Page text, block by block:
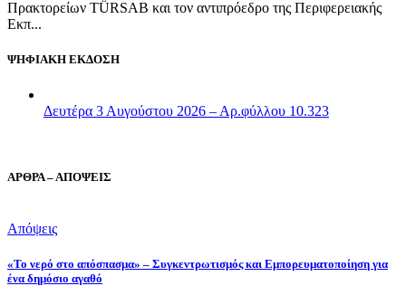
Πρακτορείων TÜRSAB και τον αντιπρόεδρο της Περιφερειακής
Εκπ...
ΨΗΦΙΑΚΗ ΕΚΔΟΣΗ
Δευτέρα 3 Αυγούστου 2026 – Αρ.φύλλου 10.323
ΑΡΘΡΑ – ΑΠΟΨΕΙΣ
Απόψεις
«Το νερό στο απόσπασμα» – Συγκεντρωτισμός και Εμπορευματοποίηση για
ένα δημόσιο αγαθό